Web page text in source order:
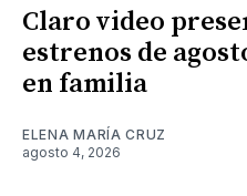
Claro video
estrenos de
en familia
ELENA MARÍA CRUZ
agosto 4, 2026